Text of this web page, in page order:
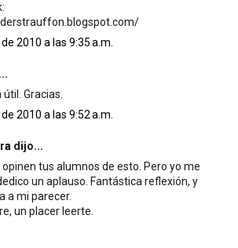
2010 a las 9:35 a.m.
Gracias.
2010 a las 9:52 a.m.
dijo...
opinen tus alumnos de esto. Pero yo me
un aplauso. Fantástica reflexión, y
a mi parecer.
un placer leerte.